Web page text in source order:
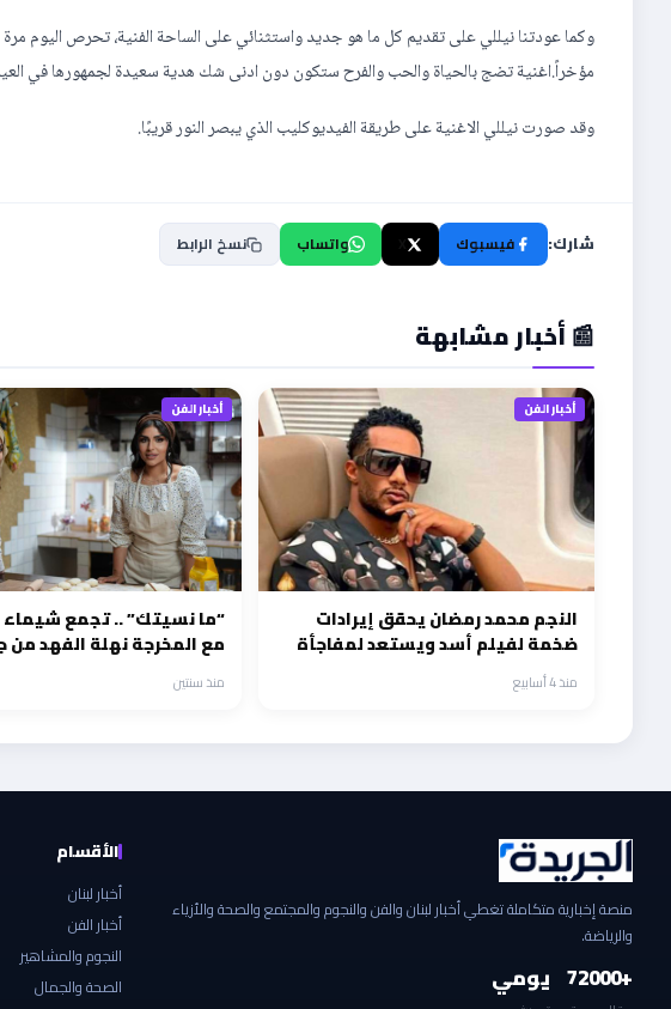
وكما عودتنا نيللي على تقديم كل ما هو جديد واستثنائي على الساحة الفنية، تحرص اليوم
مؤخراً.اغنية تضج بالحياة والحب والفرح ستكون دون ادنى شك هدية سعيدة لجمهورها في
وقد صورت نيللي الاغنية على طريقة الفيديوكليب الذي يبصر النور قريبًا.
شارك: فيسبوك واتساب نسخ الرابط
📰 أخبار مشابهة
أخبار الفن
النجم محمد رمضان يحقق إيرادات
ضخمة لفيلم أسد ويستعد لمفاجأة
قريبامنذ 4 أسابيع
أخبار الفن
“ما نسيتك” .. تجمع
مع المخرجة نهلة الفهد من
منذ سنتين
منصة إخبارية متكاملة تغطي أخبار لبنان والفن والنجوم والمجتمع والصحة والأزياء
والرياضة.
+2000
7 يومي
الأقسام
أخبار لبنان
أخبار الفن
النجوم والمشاهير
الصحة والجمال